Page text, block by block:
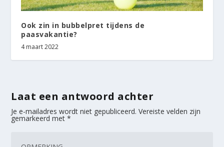
Ook zin in bubbelpret tijdens de
paasvakantie?
4 maart 2022
Laat een antwoord achter
Je e-mailadres wordt niet gepubliceerd. Vereiste velden zijn
gemarkeerd met*